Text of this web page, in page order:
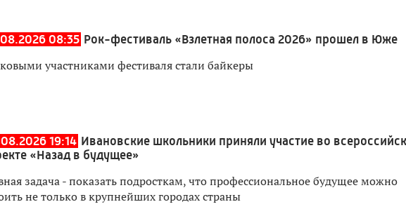
08:35 Рок-фестиваль «Взлетная полоса 2026» прошел в Юже
участниками фестиваля стали байкеры
19:14 Ивановские школьники приняли участие во
«Назад в будущее»
задача - показать подросткам, что профессиональное будущее можно
не только в крупнейших городах страны